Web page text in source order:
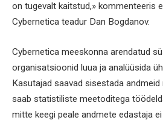
on tugevalt kaitstud,» kommenteeris
Cybernetica teadur Dan Bogdanov.
Cybernetica meeskonna arendatud
organisatsioonid luua ja analüüsida
Kasutajad saavad sisestada
saab statistiliste meetoditega
mitte keegi peale andmete edastaja